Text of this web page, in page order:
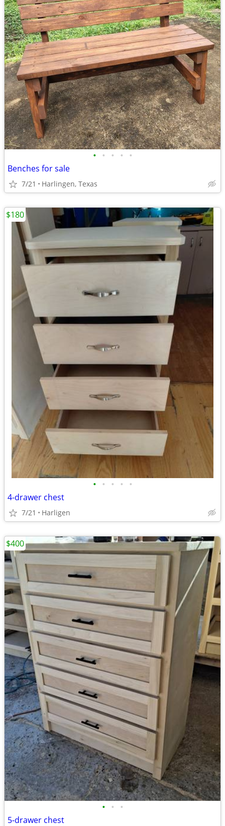
• • • • •
Benches for sale
7/21 Harlingen, Texas
• • • • •
4-drawer chest
7/21 Harligen
$180
• • •
5-drawer chest
$400